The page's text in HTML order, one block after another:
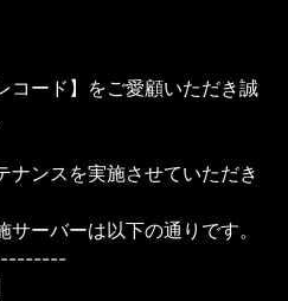
コード】をご愛顧いただき誠
ナンスを実施させていただき
ーバーは以下の通りです。